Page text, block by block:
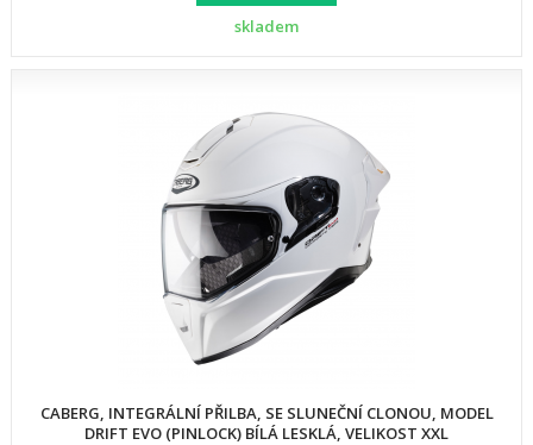
skladem
CABERG, INTEGRÁLNÍ PŘILBA, SE SLUNEČNÍ CLONOU, MODEL
DRIFT EVO (PINLOCK) BÍLÁ LESKLÁ, VELIKOST XXL